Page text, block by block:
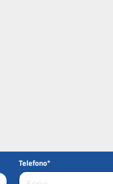
Telefono*